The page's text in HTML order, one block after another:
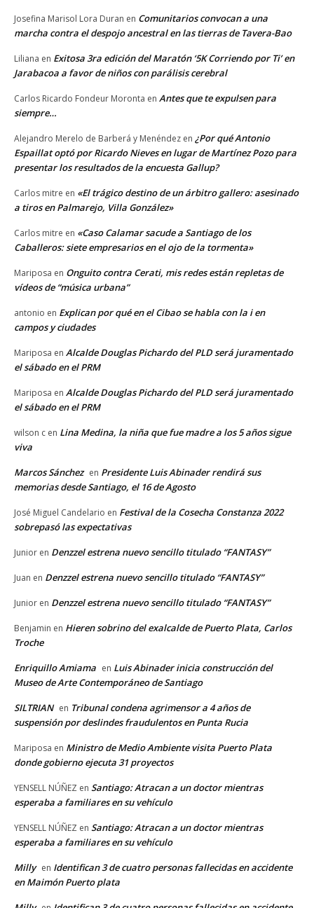
Josefina Marisol Lora Duran en Comunitarios convocan a una
marcha contra el despojo ancestral en las tierras de Tavera-Bao
Liliana en Exitosa 3ra edición del Maratón ‘5K Corriendo por Ti’ en
Jarabacoa a favor de niños con parálisis cerebral
Carlos Ricardo Fondeur Moronta en Antes que te expulsen para
siempre…
Alejandro Merelo de Barberá y Menéndez en ¿Por qué Antonio
Espaillat optó por Ricardo Nieves en lugar de Martínez Pozo para
presentar los resultados de la encuesta Gallup?
Carlos mitre en «El trágico destino de un árbitro gallero: asesinado
a tiros en Palmarejo, Villa González»
Carlos mitre en «Caso Calamar sacude a Santiago de los
Caballeros: siete empresarios en el ojo de la tormenta»
Mariposa en Onguito contra Cerati, mis redes están repletas de
vídeos de “música urbana”
antonio en Explican por qué en el Cibao se habla con la i en
campos y ciudades
Mariposa en Alcalde Douglas Pichardo del PLD será juramentado
el sábado en el PRM
Mariposa en Alcalde Douglas Pichardo del PLD será juramentado
el sábado en el PRM
wilson c en Lina Medina, la niña que fue madre a los 5 años sigue
viva
Marcos Sánchez en Presidente Luis Abinader rendirá sus
memorias desde Santiago, el 16 de Agosto
José Miguel Candelario en Festival de la Cosecha Constanza 2022
sobrepasó las expectativas
Junior en Denzzel estrena nuevo sencillo titulado “FANTASY”
Juan en Denzzel estrena nuevo sencillo titulado “FANTASY”
Junior en Denzzel estrena nuevo sencillo titulado “FANTASY”
Benjamin en Hieren sobrino del exalcalde de Puerto Plata, Carlos
Troche
Enriquillo Amiama en Luis Abinader inicia construcción del
Museo de Arte Contemporáneo de Santiago
SILTRIAN en Tribunal condena agrimensor a 4 años de
suspensión por deslindes fraudulentos en Punta Rucia
Mariposa en Ministro de Medio Ambiente visita Puerto Plata
donde gobierno ejecuta 31 proyectos
YENSELL NÚÑEZ en Santiago: Atracan a un doctor mientras
esperaba a familiares en su vehículo
YENSELL NÚÑEZ en Santiago: Atracan a un doctor mientras
esperaba a familiares en su vehículo
Milly en Identifican 3 de cuatro personas fallecidas en accidente
en Maimón Puerto plata